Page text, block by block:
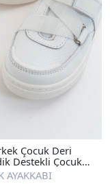
Çocuk Deri
Destekli Çocuk
AYAKKABI